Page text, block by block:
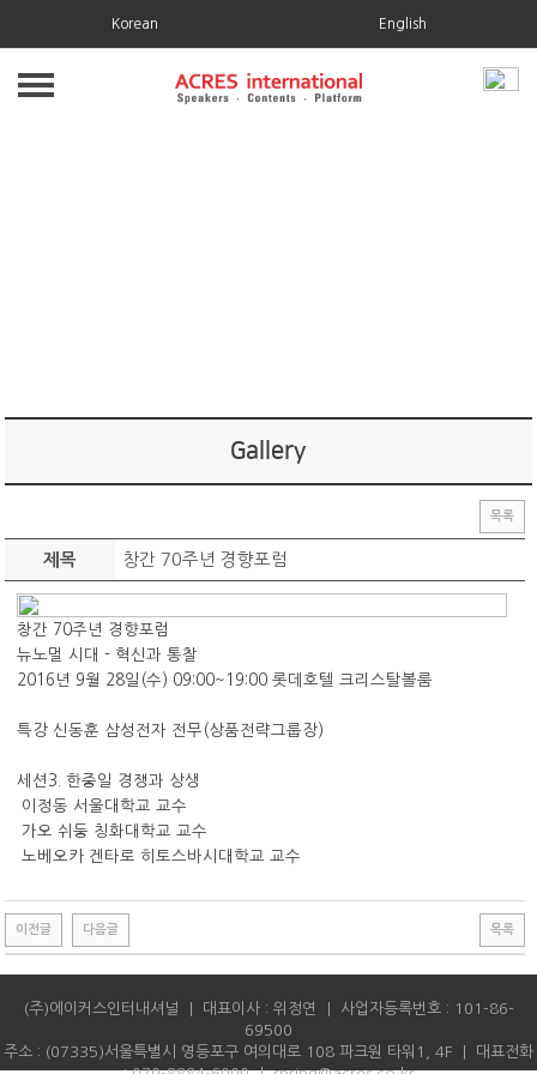
Korean English
여성·리더십
포럼소개
News
보도자료
Gallery
Gallery
Contact us
Contact us
Gallery
목록
제목 창간 70주년 경향포럼
창간 70주년 경향포럼
뉴노멀 시대 - 혁신과 통찰
2016년 9월 28일(수) 09:00~19:00 롯데호텔 크리스탈볼룸
특강 신동훈 삼성전자 전무(상품전략그룹장)
세션3. 한중일 경쟁과 상생
이정동 서울대학교 교수
가오 쉬둥 칭화대학교 교수
노베오카 겐타로 히토스바시대학교 교수
이전글 다음글 목록
(주)에이커스인터내셔널 ｜ 대표이사 : 위정연 ｜ 사업자등록번호 : 101-86-
69500
주소 : (07335)서울특별시 영등포구 여의대로 108 파크원 타워1, 4F ｜ 대표전화